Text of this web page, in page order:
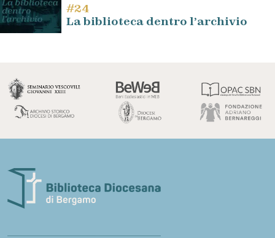
#24
La biblioteca dentro l’archivio